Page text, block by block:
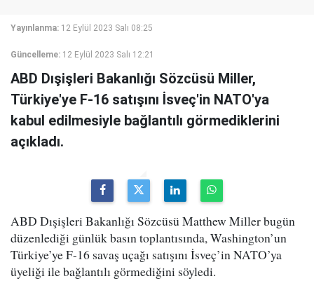
Yayınlanma: 12 Eylül 2023 Salı 08:25
Güncelleme: 12 Eylül 2023 Salı 12:21
ABD Dışişleri Bakanlığı Sözcüsü Miller,
Türkiye'ye F-16 satışını İsveç'in NATO'ya
kabul edilmesiyle bağlantılı görmediklerini
açıkladı.
ABD Dışişleri Bakanlığı Sözcüsü Matthew Miller bugün
düzenlediği günlük basın toplantısında, Washington’un
Türkiye’ye F-16 savaş uçağı satışını İsveç’in NATO’ya
üyeliği ile bağlantılı görmediğini söyledi.